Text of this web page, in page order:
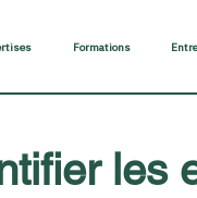
Formations
les